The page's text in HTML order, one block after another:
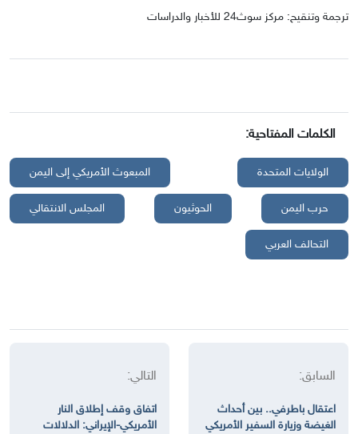
ترجمة وتنقيح: مركز سوث24 للأخبار والدراسات
الكلمات المفتاحية:
الولايات المتحدة المبعوث الأمريكي إلى اليمن
حرب اليمن الحوثيون المجلس الانتقالي
التحالف العربي
السابق:
اعتقال باطرفي.. بين أحداث
الغيضة وزيارة السفير الأمريكي
التالي:
اتفاق وقف إطلاق النار
الأمريكي-الإيراني: الدلالات